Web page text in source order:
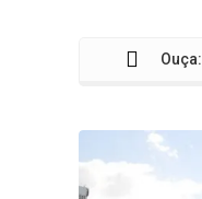
Ouça: